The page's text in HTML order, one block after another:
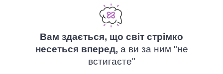
Вам здається, що світ стрімко
несеться вперед, а ви за ним "не
встигаєте"